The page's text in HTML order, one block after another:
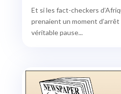
Et si les fact-checkers
prenaient un moment
véritable pause...